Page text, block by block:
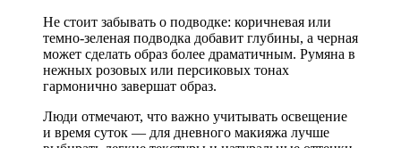
Не стоит забывать о подводке: коричневая или
темно-зеленая подводка добавит глубины, а черная
может сделать образ более драматичным. Румяна в
нежных розовых или персиковых тонах
гармонично завершат образ.
Люди отмечают, что важно учитывать освещение
и время суток — для дневного макияжа лучше